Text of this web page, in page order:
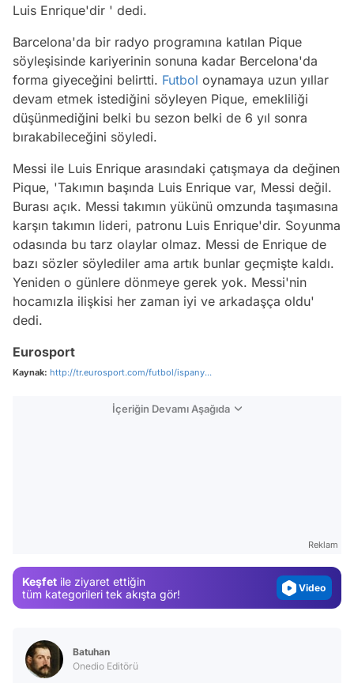
Luis Enrique'dir ' dedi.
Barcelona'da bir radyo programına katılan Pique
söyleşisinde kariyerinin sonuna kadar Bercelona'da
forma giyeceğini belirtti. Futbol oynamaya uzun yıllar
devam etmek istediğini söyleyen Pique, emekliliği
düşünmediğini belki bu sezon belki de 6 yıl sonra
bırakabileceğini söyledi.
Messi ile Luis Enrique arasındaki çatışmaya da değinen
Pique, 'Takımın başında Luis Enrique var, Messi değil.
Burası açık. Messi takımın yükünü omzunda taşımasına
karşın takımın lideri, patronu Luis Enrique'dir. Soyunma
odasında bu tarz olaylar olmaz. Messi de Enrique de
bazı sözler söylediler ama artık bunlar geçmişte kaldı.
Yeniden o günlere dönmeye gerek yok. Messi'nin
hocamızla ilişkisi her zaman iyi ve arkadaşça oldu'
dedi.
Eurosport
Kaynak: http://tr.eurosport.com/futbol/ispany...
İçeriğin Devamı Aşağıda
Reklam
Keşfet ile ziyaret ettiğin
tüm kategorileri tek akışta gör!
Video
Batuhan
Onedio Editörü